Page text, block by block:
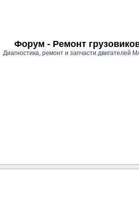
Форум - Ремонт
Диагностика, ремонт и запчасти двигателей